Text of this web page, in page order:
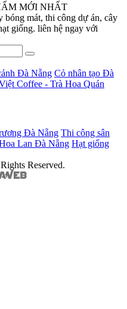
MỚI NHẤT
bóng mát, thi công dự án, cây
giống. liên hệ ngay với
Đà Nẵng Cỏ nhân tạo Đà
Coffee - Trà Hoa Quán
Đà Nẵng Thi công sân
Lan Đà Nẵng Hạt giống
Reserved.